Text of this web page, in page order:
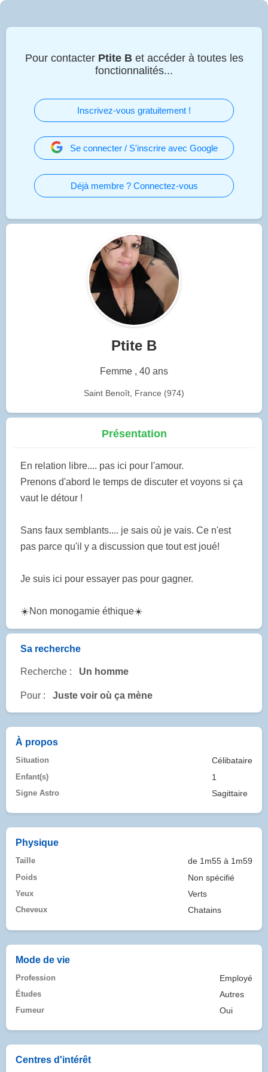
Pour contacter Ptite Bet accéder à toutes les
fonctionnalités...
Inscrivez-vous gratuitement !
Se connecter / S'inscrire avec Google
Déjà membre ? Connectez-vous
Ptite B
Femme , 40 ans
Saint Benoît, France (974)
Présentation
En relation libre.... pas ici pour l'amour.
Prenons d'abord le temps de discuter et voyons si ça
vaut le détour !
Sans faux semblants.... je sais où je vais. Ce n'est
pas parce qu'il y a discussion que tout est joué!
Je suis ici pour essayer pas pour gagner.
☀️Non monogamie éthique☀️
Sa recherche
Recherche : Un homme
Pour : Juste voir où ça mène
À propos
Situation Célibataire
Enfant(s) 1
Signe Astro Sagittaire
Physique
Taille de 1m55 à 1m59
Poids Non spécifié
Yeux Verts
Cheveux Chatains
Mode de vie
Profession Employé
Études Autres
Fumeur Oui
Centres d'intérêt